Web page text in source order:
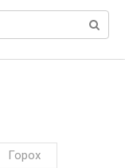
Горох